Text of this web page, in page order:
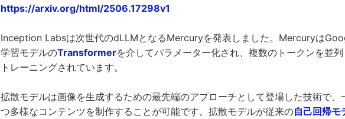
https://arxiv.org/html/2506.17298v1
Inception Labsは次世代のdLLMとなるMercuryを発表しました。Mercuryは
学習モデルのTransformerを介してパラメーター化され、複数のトークンを並
トレーニングされています。
拡散モデルは画像を生成するための最先端のアプローチとして登場した技術で、
つ多様なコンテンツを制作することが可能です。拡散モデルが従来の自己回帰モ